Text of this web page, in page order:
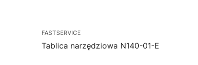
FASTSERVICE
Tablica narzędziowa N140-01-E